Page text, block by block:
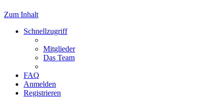
Zum Inhalt
Schnellzugriff
Mitglieder
Das Team
FAQ
Anmelden
Registrieren